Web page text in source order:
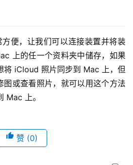
便，让我们可以连接装置并将装
上的任一个资料夹中储存，如果
将 iCloud 照片同步到 Mac 上，但
或查看照片，就可以用这个方法
Mac 上。
赞 (0)